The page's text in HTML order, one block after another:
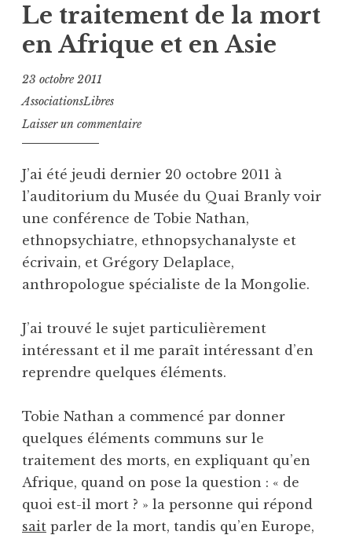
Le traitement de la mort
en Afrique et en Asie
23 octobre 2011
AssociationsLibres
Laisser un commentaire
J’ai été jeudi dernier 20 octobre 2011 à
l’auditorium du Musée du Quai Branly voir
une conférence de Tobie Nathan,
ethnopsychiatre, ethnopsychanalyste et
écrivain, et Grégory Delaplace,
anthropologue spécialiste de la Mongolie.
J’ai trouvé le sujet particulièrement
intéressant et il me paraît intéressant d’en
reprendre quelques éléments.
Tobie Nathan a commencé par donner
quelques éléments communs sur le
traitement des morts, en expliquant qu’en
Afrique, quand on pose la question : « de
quoi est-il mort ? » la personne qui répond
sait parler de la mort, tandis qu’en Europe,